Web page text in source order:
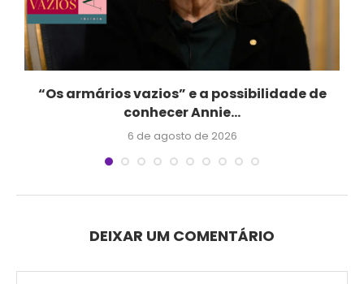
“Os armários vazios” e a possibilidade de
conhecer Annie...
6 de agosto de 2026
DEIXAR UM COMENTÁRIO